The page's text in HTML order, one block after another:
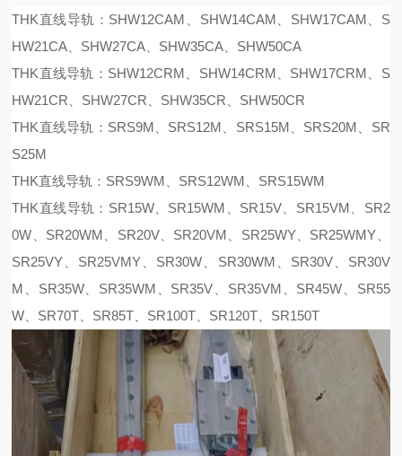
THK直线导轨：SHW12CAM、SHW14CAM、SHW17CAM、S
HW21CA、SHW27CA、SHW35CA、SHW50CA
THK直线导轨：SHW12CRM、SHW14CRM、SHW17CRM、S
HW21CR、SHW27CR、SHW35CR、SHW50CR
THK直线导轨：SRS9M、SRS12M、SRS15M、SRS20M、SR
S25M
THK直线导轨：SRS9WM、SRS12WM、SRS15WM
THK直线导轨：SR15W、SR15WM、SR15V、SR15VM、SR2
0W、SR20WM、SR20V、SR20VM、SR25WY、SR25WMY、
SR25VY、SR25VMY、SR30W、SR30WM、SR30V、SR30V
M、SR35W、SR35WM、SR35V、SR35VM、SR45W、SR55
W、SR70T、SR85T、SR100T、SR120T、SR150T